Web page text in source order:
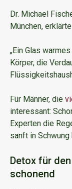
Dr. Michael
München,
„Ein Glas
Körper, die
Für Männer, die
interessant:
Experten die
sanft in Schwung
Detox für
schonend